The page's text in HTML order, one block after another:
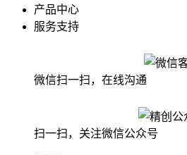
产品中心
服务支持
微信扫一扫，在线沟通
扫一扫，关注微信公众号